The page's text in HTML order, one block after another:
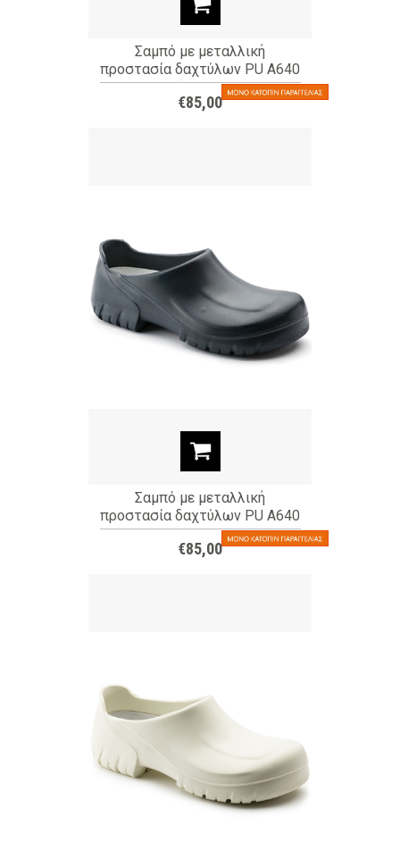
Σαμπό με μεταλλική
προστασία δαχτύλων PU A640
black (ΚΩΔ: 20272)
€85,00
Σαμπό με μεταλλική
προστασία δαχτύλων PU A640
blue (ΚΩΔ: 20252)
€85,00